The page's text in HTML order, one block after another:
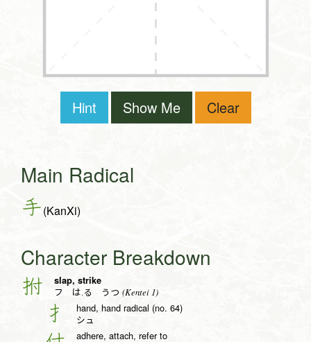
Hint Show Me Clear
Main Radical
手(KanXi)
Character Breakdown
拊 slap, strike
フ は.る うつ (Kentei 1)
扌 hand, hand radical (no. 64)
シュ
adhere, attach, refer to